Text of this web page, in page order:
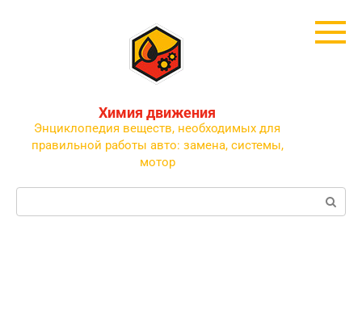
Химия движения
Энциклопедия веществ, необходимых для
правильной работы авто: замена, системы,
мотор
Поиск: